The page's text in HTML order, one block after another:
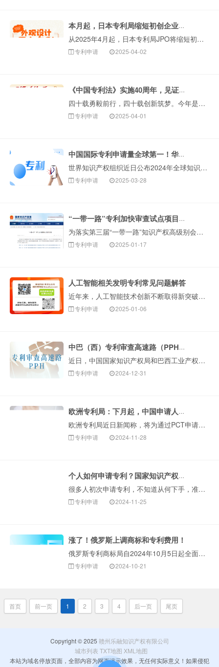
本月起，日本专利局缩短初创企业外观设计申请的审查时间
从2025年4月起，日本专利局JPO将缩短初创企业作为申请人的外观设计申请的审查时间，新创企业将有权享受现有的外观设计权加速审查制度，在该制度下，外观···
专利申请 2025-04-02
《中国专利法》实施40周年，见证多个“全球第一”！
四十载勇毅前行，四十载创新筑梦。今年是中国专利法实施40周年，40年来，这部镌刻着创新基因的法律，不仅见证了中国知识产权事业实现跨越式发展，更成为驱动···
专利申请 2025-04-01
中国国际专利申请量全球第一！华为又获榜首！
世界知识产权组织近日公布2024年全球知识产权申报统计数据。数据显示，2024年，全球PCT（《专利合作条约》）国际专利申请总量达27.39万件，同比···
专利申请 2025-03-28
“一带一路”专利加快审查试点项目将于2025年1月20日启动
为落实第三届“一带一路”知识产权高级别会议成果，“一带一路”专利加快审查试点项目将于2025年1月20···
专利申请 2025-01-17
人工智能相关发明专利常见问题解答
近年来，人工智能技术创新不断取得新突破，相关专利申请量也不断增长，已成为新一轮科技革命和产业变革的重要驱动力量，展现出巨大发展潜力，全球主要大国均把发···
专利申请 2025-01-06
中巴（西）专利审查高速路（PPH） 试点项目延长
近日，中国国家知识产权局和巴西工业产权局（INPI）共同决定，自2025年1月1日起继续延长中巴PPH试点项目，在两局提交PPH请求的有关要求和流程不···
专利申请 2024-12-31
欧洲专利局：下月起，中国申请人可以人民币形式支付相关费用
欧洲专利局近日新闻称，将为通过PCT申请指定欧洲专利局作为国际检索局的中国申请人提供更为便利的费用支付方式。自2024年12月1日起，中国申请人可以人···
专利申请 2024-11-28
个人如何申请专利？国家知识产权局官方答复！
很多人初次申请专利，不知道从何下手，准备哪些材料？需要哪些手续？通过什么渠道申请？国家知识产权局对于专利申请作出解答，供大家参考。1、需提交申请文件申···
专利申请 2024-11-25
涨了！俄罗斯上调商标和专利费用！
俄罗斯专利商标局自2024年10月5日起全面上调发明专利、实用新型、外观设计官费，取消商标注册的电子折扣。主要修改内容包括：大部分服务的官费上涨25-···
专利申请 2024-10-21
首页 前一页 1 2 3 4 后一页 尾页
Copyright © 2025 赣州乐融知识产权有限公司
城市列表 TXT地图 XML地图
本站为域名停放页面，全部内容为网页演示效果，无任何实际意义！如果侵犯